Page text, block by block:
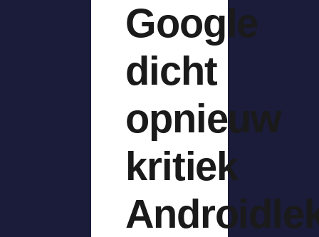
Google
dicht
opnieuw
kritiek